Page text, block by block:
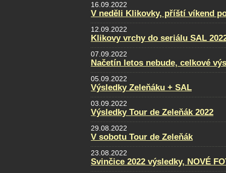
16.09.2022
V neděli Klikovky, příští víkend
12.09.2022
Klikovy vrchy do seriálu SAL
07.09.2022
Načetín letos nebude, celkové
05.09.2022
Výsledky Zeleňáku + SAL
03.09.2022
Výsledky Tour de Zeleňák 2022
29.08.2022
V sobotu Tour de Zeleňák
23.08.2022
Svinčice 2022 výsledky, NOVÉ